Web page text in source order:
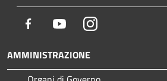
Facebook YoutubeInstagram
AMMINISTRAZIONE